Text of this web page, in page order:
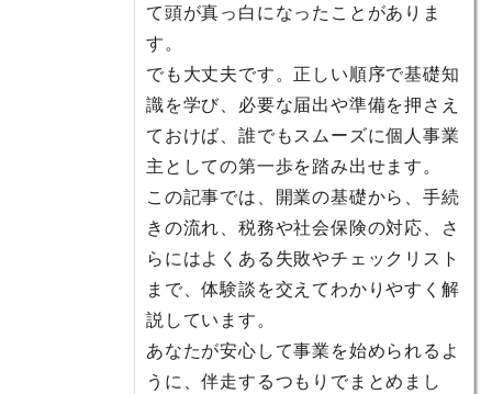
て頭が真っ白になったことがありま
す。
でも大丈夫です。正しい順序で基礎知
識を学び、必要な届出や準備を押さえ
ておけば、誰でもスムーズに個人事業
主としての第一歩を踏み出せます。
この記事では、開業の基礎から、手続
きの流れ、税務や社会保険の対応、さ
らにはよくある失敗やチェックリスト
まで、体験談を交えてわかりやすく解
説しています。
あなたが安心して事業を始められるよ
うに、伴走するつもりでまとめまし